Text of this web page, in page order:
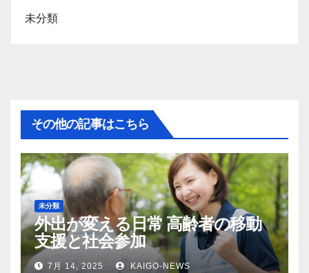
未分類
その他の記事はこちら
未分類
外出が変える日常 高齢者の移動
支援と社会参加
7月 14, 2025 KAIGO-NEWS